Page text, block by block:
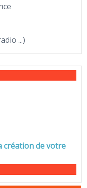
...)
création de votre